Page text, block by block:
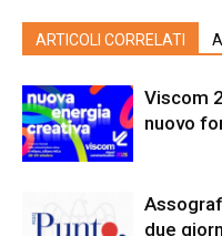
ARTICOLI CORRELATI
Viscom
nuovo
due